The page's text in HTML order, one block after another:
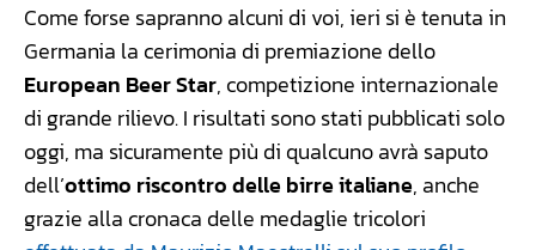
Come forse sapranno alcuni di voi, ieri si è tenuta in
Germania la cerimonia di premiazione dello
European Beer Star, competizione internazionale
di grande rilievo. I risultati sono stati pubblicati solo
oggi, ma sicuramente più di qualcuno avrà saputo
dell’ottimo riscontro delle birre italiane, anche
grazie alla cronaca delle medaglie tricolori